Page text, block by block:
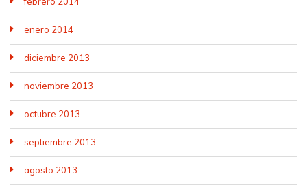
enero 2014
diciembre 2013
noviembre 2013
octubre 2013
septiembre 2013
agosto 2013